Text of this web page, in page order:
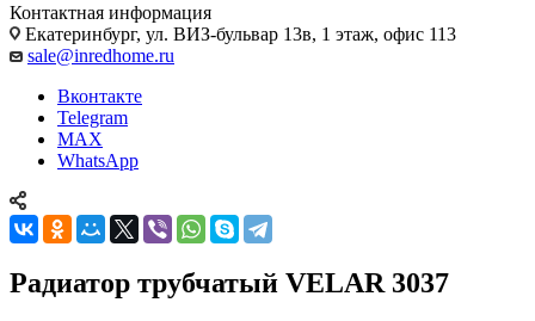
Контактная информация
Екатеринбург, ул. ВИЗ-бульвар 13в, 1 этаж, офис 113
sale@inredhome.ru
Вконтакте
Telegram
MAX
WhatsApp
Радиатор трубчатый VELAR 3037